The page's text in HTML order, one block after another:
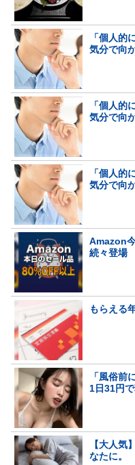
「個人的
気分で向
「個人的
気分で向
「個人的
気分で向
Amazon
続々登場
もらえる
「風俗前
1日31円
【大人気
なたに。